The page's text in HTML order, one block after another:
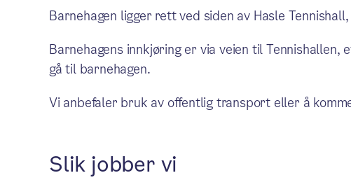
Barnehagen ligger rett ved siden av Hasle
Barnehagens innkjøring er via veien til Tennishallen,
gå til barnehagen.
Vi anbefaler bruk av offentlig transport eller å
Slik jobber vi